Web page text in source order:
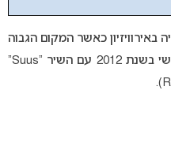
ה- 17 של אלבניה באירוויזיון כאשר המקום הגבוה
ביותר אליו הגיעה הוא המקום החמישי בשנת 2012 עם השיר “Suus”